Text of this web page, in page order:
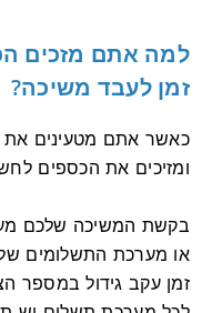
למה אתם מזכים
זמן לעבד משיכה?
כאשר אתם מטעינים
ומזיכים את הכספים
בקשת המשיכה שלכם
או מערכת התשלומים
זמן עקב גידול במספר